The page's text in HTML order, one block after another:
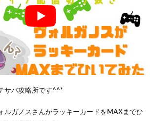
サバ攻略所です^^*
ルガノスさんがラッキーカードをMAXまでひ